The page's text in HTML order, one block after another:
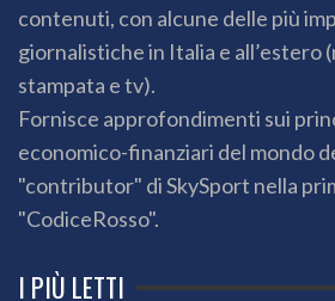
contenuti, con alcune delle più
giornalistiche in Italia e all’estero
stampata e tv).
Fornisce approfondimenti sui
economico-finanziari del mondo
"contributor" di SkySport nella
"CodiceRosso".
I PIÙ LETTI